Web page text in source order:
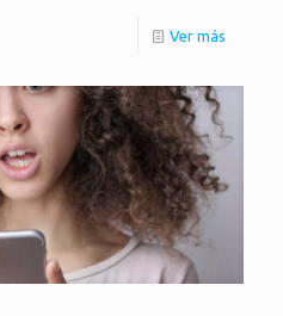
Ver más